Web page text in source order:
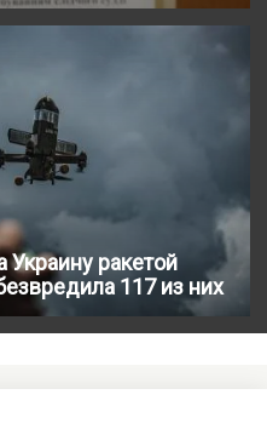
Украину ракетой
117 из них